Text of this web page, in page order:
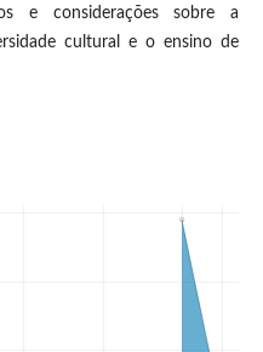
e considerações sobre a
cultural e o ensino de